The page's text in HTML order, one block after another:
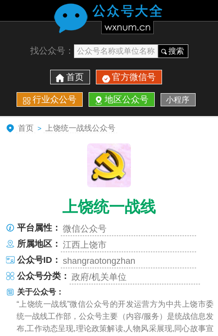
找公众号： 搜索
首页 官方微信号
行业众公号 地区公众号 小程序
首页 > 上饶统一战线公众号
上饶统一战线
平台属性： 微信公众号
所属地区： 江西上饶市
公众号ID： shangraotongzhan
公众号分类： 政府/机关单位
关于公众号：
“上饶统一战线”微信公众号的开发运营方为中共上饶市委
统一战线工作部，公众号主要（内容/服务）是统战信息发
布,工作动态呈现,理论政策解读,人物风采展现,同心故事宣